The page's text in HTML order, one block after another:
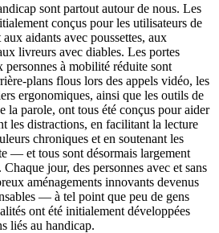
sont partout autour de nous. Les
conçus pour les utilisateurs de
aidants avec poussettes, aux
livreurs avec diables. Les portes
personnes à mobilité réduite sont
plans flous lors des appels vidéo, les
ergonomiques, ainsi que les outils de
la parole, ont tous été conçus pour aider
les distractions, en facilitant la lecture
chroniques et en soutenant les
— et tous sont désormais largement
jour, des personnes avec et sans
aménagements innovants devenus
— à tel point que peu de gens
ont été initialement développées
liés au handicap.